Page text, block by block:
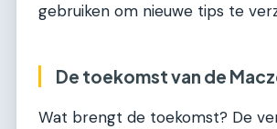
gebruiken om nieuwe tips te
De toekomst van de
Wat brengt de toekomst? De